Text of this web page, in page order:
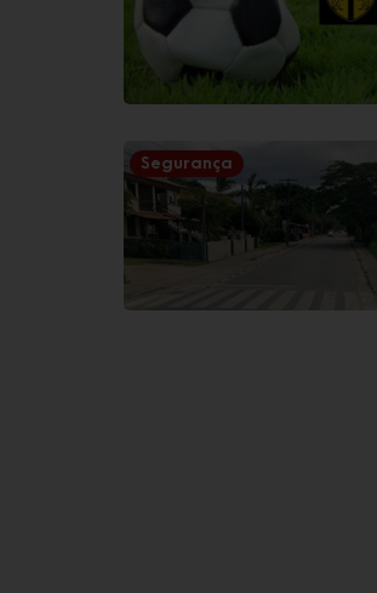
Segurança